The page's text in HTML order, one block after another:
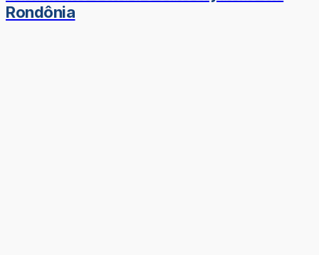
Rondônia